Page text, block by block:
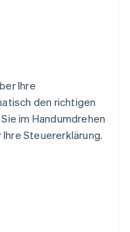
Ihre
den richtigen
im Handumdrehen
Steuererklärung.